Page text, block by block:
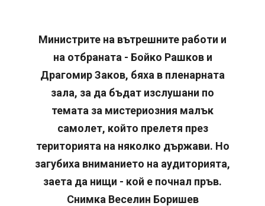
Министрите на вътрешните работи и
на отбраната - Бойко Рашков и
Драгомир Заков, бяха в пленарната
зала, за да бъдат изслушани по
темата за мистериозния малък
самолет, който прелетя през
територията на няколко държави. Но
загубиха вниманието на аудиторията,
заета да нищи - кой е почнал пръв.
Снимка Веселин Боришев